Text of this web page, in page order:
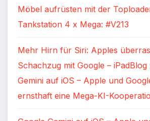
Möbel aufrüsten mit der
Tankstation 4 x Mega: #V213
Mehr Hirn für Siri: Apples
Schachzug mit Google – iPadBlog
Gemini auf iOS – Apple und
ernsthaft eine Mega-KI-